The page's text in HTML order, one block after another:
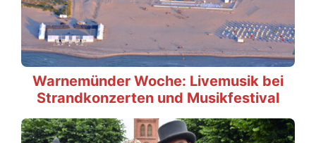
Warnemünder Woche: Livemusik bei
Strandkonzerten und Musikfestival